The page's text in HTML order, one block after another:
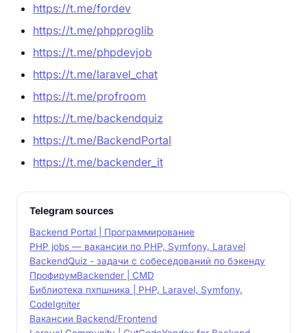
https://t.me/fordev
https://t.me/phpproglib
https://t.me/phpdevjob
https://t.me/laravel_chat
https://t.me/profroom
https://t.me/backendquiz
https://t.me/BackendPortal
https://t.me/backender_it
Telegram sources
Backend Portal | Программирование
PHP jobs — вакансии по PHP, Symfony, Laravel
BackendQuiz - задачи с собеседований по бэкенду
ПрофирумBackender | CMD
Библиотека пхпшника | PHP, Laravel, Symfony,
CodeIgniter
Вакансии Backend/Frontend